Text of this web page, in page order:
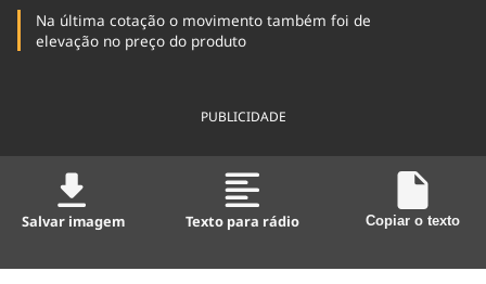
Na última cotação o movimento também foi de
elevação no preço do produto
PUBLICIDADE
Salvar imagem Texto para rádio Copiar o texto